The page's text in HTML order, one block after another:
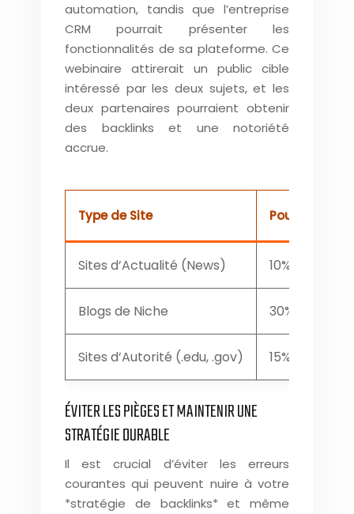
automation, tandis que l’entreprise
CRM pourrait présenter les
fonctionnalités de sa plateforme. Ce
webinaire attirerait un public cible
intéressé par les deux sujets, et les
deux partenaires pourraient obtenir
des backlinks et une notoriété
accrue.
Type de Site Pourcentage
Sites d’Actualité (News) 10%
Blogs de Niche 30%
Sites d’Autorité (.edu, .gov) 15%
ÉVITER LES PIÈGES ET MAINTENIR UNE
STRATÉGIE DURABLE
Il est crucial d’éviter les erreurs
courantes qui peuvent nuire à votre
*stratégie de backlinks* et même